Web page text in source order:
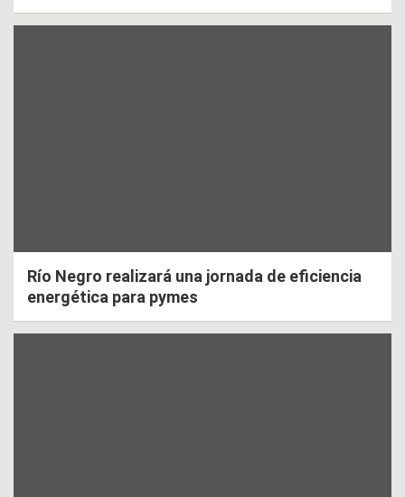
Río Negro realizará una jornada de eficiencia
energética para pymes